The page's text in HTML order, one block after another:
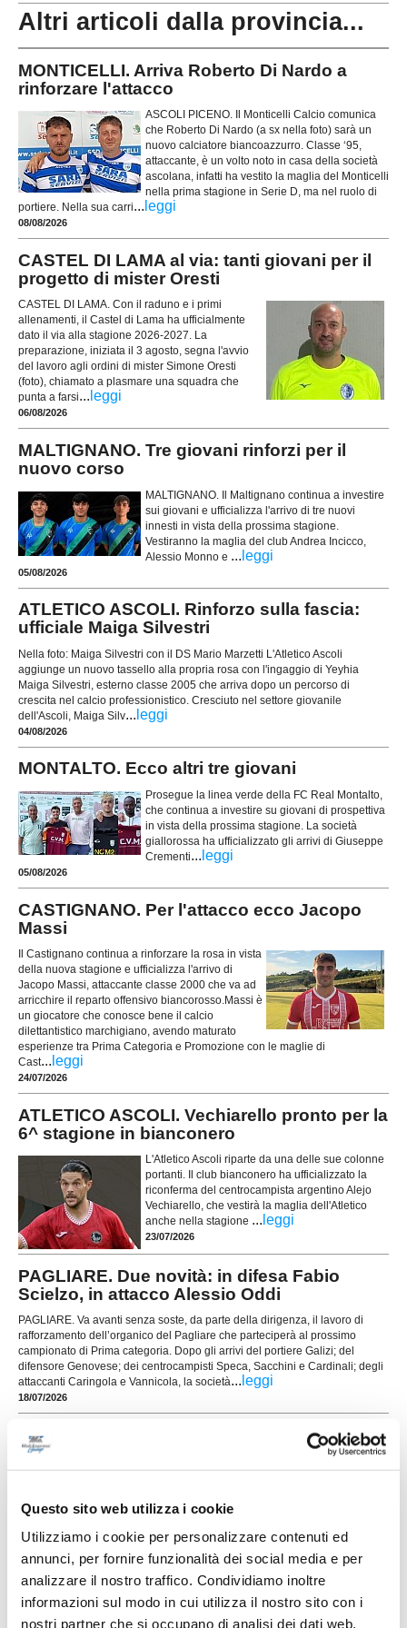
Questo sito web utilizza i cookie
Utilizziamo i cookie per personalizzare contenuti ed
annunci, per fornire funzionalità dei social media e per
analizzare il nostro traffico. Condividiamo inoltre
informazioni sul modo in cui utilizza il nostro sito con i
nostri partner che si occupano di analisi dei dati web,
Altri articoli dalla provincia...
MONTICELLI. Arriva Roberto Di Nardo a
rinforzare l'attacco
ASCOLI PICENO. Il Monticelli Calcio comunica
che Roberto Di Nardo (a sx nella foto) sarà un
nuovo calciatore biancoazzurro. Classe ‘95,
attaccante, è un volto noto in casa della società
ascolana, infatti ha vestito la maglia del Monticelli
nella prima stagione in Serie D, ma nel ruolo di
portiere. Nella sua carri... leggi
08/08/2026
CASTEL DI LAMA al via: tanti giovani per il
progetto di mister Oresti
CASTEL DI LAMA. Con il raduno e i primi
allenamenti, il Castel di Lama ha ufficialmente
dato il via alla stagione 2026-2027. La
preparazione, iniziata il 3 agosto, segna l'avvio
del lavoro agli ordini di mister Simone Oresti
(foto), chiamato a plasmare una squadra che
punta a farsi... leggi
06/08/2026
MALTIGNANO. Tre giovani rinforzi per il
nuovo corso
MALTIGNANO. Il Maltignano continua a investire
sui giovani e ufficializza l'arrivo di tre nuovi
innesti in vista della prossima stagione.
Vestiranno la maglia del club Andrea Incicco,
Alessio Monno e ... leggi
05/08/2026
ATLETICO ASCOLI. Rinforzo sulla fascia:
ufficiale Maiga Silvestri
Nella foto: Maiga Silvestri con il DS Mario Marzetti L'Atletico Ascoli
aggiunge un nuovo tassello alla propria rosa con l'ingaggio di Yeyhia
Maiga Silvestri, esterno classe 2005 che arriva dopo un percorso di
crescita nel calcio professionistico. Cresciuto nel settore giovanile
dell'Ascoli, Maiga Silv... leggi
04/08/2026
MONTALTO. Ecco altri tre giovani
Prosegue la linea verde della FC Real Montalto,
che continua a investire su giovani di prospettiva
in vista della prossima stagione. La società
giallorossa ha ufficializzato gli arrivi di Giuseppe
Crementi... leggi
05/08/2026
CASTIGNANO. Per l'attacco ecco Jacopo
Massi
Il Castignano continua a rinforzare la rosa in vista
della nuova stagione e ufficializza l'arrivo di
Jacopo Massi, attaccante classe 2000 che va ad
arricchire il reparto offensivo biancorosso.Massi è
un giocatore che conosce bene il calcio
dilettantistico marchigiano, avendo maturato
esperienze tra Prima Categoria e Promozione con le maglie di
Cast... leggi
24/07/2026
ATLETICO ASCOLI. Vechiarello pronto per la
6^ stagione in bianconero
L'Atletico Ascoli riparte da una delle sue colonne
portanti. Il club bianconero ha ufficializzato la
riconferma del centrocampista argentino Alejo
Vechiarello, che vestirà la maglia dell'Atletico
anche nella stagione ... leggi
23/07/2026
PAGLIARE. Due novità: in difesa Fabio
Scielzo, in attacco Alessio Oddi
PAGLIARE. Va avanti senza soste, da parte della dirigenza, il lavoro di
rafforzamento dell’organico del Pagliare che parteciperà al prossimo
campionato di Prima categoria. Dopo gli arrivi del portiere Galizi; del
difensore Genovese; dei centrocampisti Speca, Sacchini e Cardinali; degli
attaccanti Caringola e Vannicola, la società... leggi
18/07/2026
MONTICELLI. Doppio arrivo dall'Atletico
Ascoli
provenienti dal settore giovanile dell'Atletico
...leggi
17/07/2026
ATLETICO ASCOLI. Colpo a centrocampo: è
fatta per l'ex Samb Guadalupi